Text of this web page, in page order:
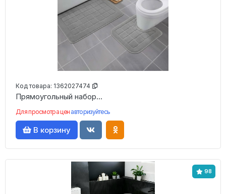
Код товара: 1362027474
Прямоугольный набор...
Для просмотра цен авторизуйтесь
В корзину
98